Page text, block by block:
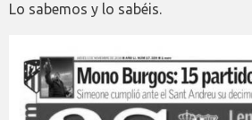
Lo sabemos y lo sabéis.